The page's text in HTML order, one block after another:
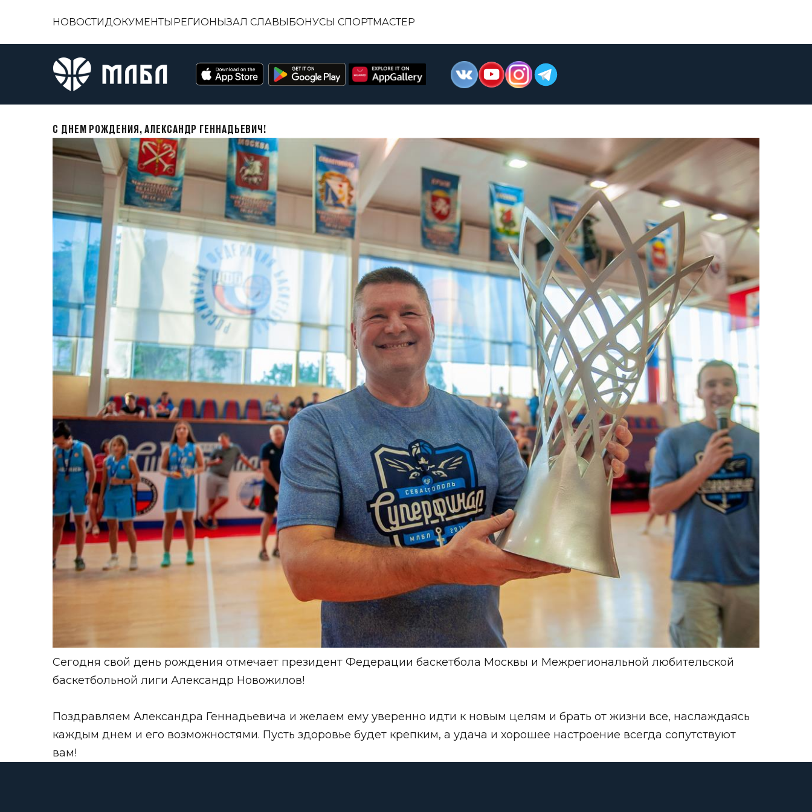
НОВОСТИДОКУМЕНТЫРЕГИОНЫЗАЛ СЛАВЫБОНУСЫ СПОРТМАСТЕР
С ДНЕМ РОЖДЕНИЯ, АЛЕКСАНДР ГЕННАДЬЕВИЧ!
Сегодня свой день рождения отмечает президент Федерации баскетбола Москвы и Межрегиональной любительской
баскетбольной лиги Александр Новожилов!
Поздравляем Александра Геннадьевича и желаем ему уверенно идти к новым целям и брать от жизни все, наслаждаясь
каждым днем и его возможностями. Пусть здоровье будет крепким, а удача и хорошее настроение всегда сопутствуют
вам!